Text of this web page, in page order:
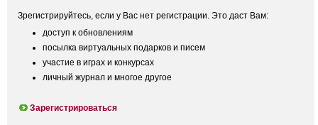
Зрегистрируйтесь, если у Вас нет регистрации. Это даст Вам:
доступ к обновлениям
посылка виртуальных подарков и писем
участие в играх и конкурсах
личный журнал и многое другое
Зарегистрироваться